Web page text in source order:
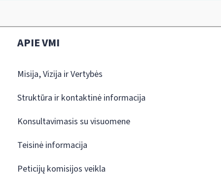
APIE VMI
Misija, Vizija ir Vertybės
Struktūra ir kontaktinė informacija
Konsultavimasis su visuomene
Teisinė informacija
Peticijų komisijos veikla